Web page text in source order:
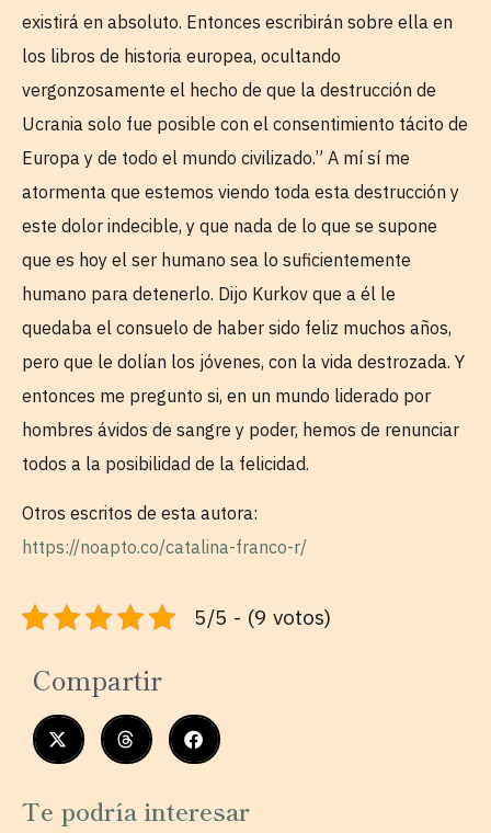
existirá en absoluto. Entonces escribirán sobre ella en
los libros de historia europea, ocultando
vergonzosamente el hecho de que la destrucción de
Ucrania solo fue posible con el consentimiento tácito de
Europa y de todo el mundo civilizado.” A mí sí me
atormenta que estemos viendo toda esta destrucción y
este dolor indecible, y que nada de lo que se supone
que es hoy el ser humano sea lo suficientemente
humano para detenerlo. Dijo Kurkov que a él le
quedaba el consuelo de haber sido feliz muchos años,
pero que le dolían los jóvenes, con la vida destrozada. Y
entonces me pregunto si, en un mundo liderado por
hombres ávidos de sangre y poder, hemos de renunciar
todos a la posibilidad de la felicidad.
Otros escritos de esta autora:
https://noapto.co/catalina-franco-r/
5/5 - (9 votos)
Compartir
Te podría interesar